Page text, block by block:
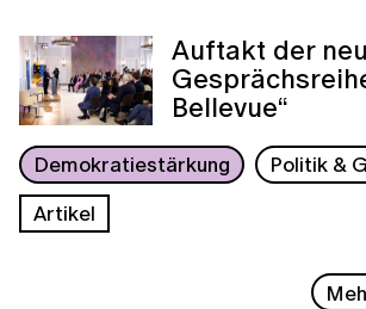
Auftakt der
Bellevue“
Demokratiestärkung
Politik &
Artikel